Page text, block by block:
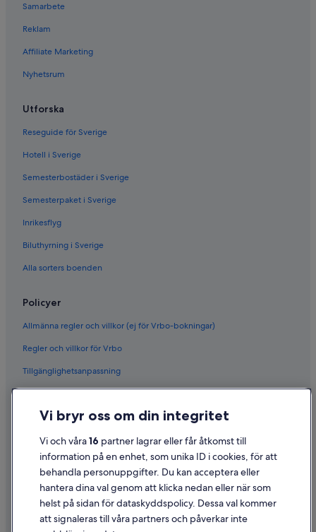
Samarbete
Reklam
Affiliate Marketing
Nyhetsrum
Utforska
Reseguide för Sverige
Hotell i Sverige
Semesterbostäder i Sverige
Semesterpaket i Sverige
Inrikesflyg
Biluthyrning i Sverige
Alla sorters boenden
Policyer
Allmänna regler och villkor (ej för Vrbo-bokningar)
Regler och villkor för Vrbo
Tillgänglighetsanpassning
Cookies
Användarvillkor
Juridisk information/Kontakta oss
Riktlinjer för innehåll och anmäla innehåll
Hjälp
Vi bryr oss om din integritet
Vi och våra16 partner lagrar eller får åtkomst till
information på en enhet, som unika ID i cookies, för att
behandla personuppgifter. Du kan acceptera eller
hantera dina val genom att klicka nedan eller när som
helst på sidan för dataskyddspolicy. Dessa val kommer
att signaleras till våra partners och påverkar inte